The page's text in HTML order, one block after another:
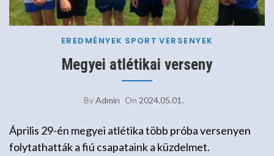
EREDMÉNYEK SPORT VERSENYEK
Megyei atlétikai verseny
ByAdmin On 2024.05.01.
Április 29-én megyei atlétika több próba versenyen
folytathatták a fiú csapataink a küzdelmet.